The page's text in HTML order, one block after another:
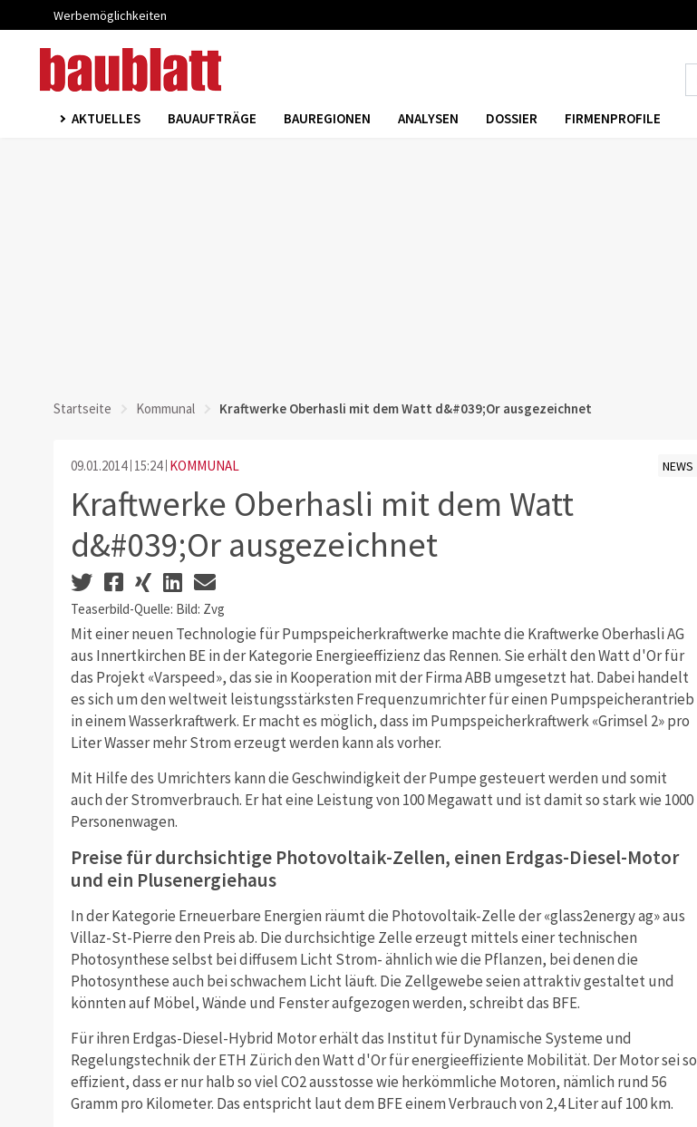
Werbemöglichkeiten
AKTUELLES BAUAUFTRÄGE BAUREGIONEN ANALYSEN DOSSIER FIRMENPROFILE
Startseite Kommunal Kraftwerke Oberhasli mit dem Watt d&#039;Or ausgezeichnet
09.01.2014 15:24 KOMMUNAL NEWS
Kraftwerke Oberhasli mit dem Watt
d&#039;Or ausgezeichnet
Teaserbild-Quelle: Bild: Zvg
Mit einer neuen Technologie für Pumpspeicherkraftwerke machte die Kraftwerke Oberhasli AG
aus Innertkirchen BE in der Kategorie Energieeffizienz das Rennen. Sie erhält den Watt d'Or für
das Projekt «Varspeed», das sie in Kooperation mit der Firma ABB umgesetzt hat. Dabei handelt
es sich um den weltweit leistungsstärksten Frequenzumrichter für einen Pumpspeicherantrieb
in einem Wasserkraftwerk. Er macht es möglich, dass im Pumpspeicherkraftwerk «Grimsel 2» pro
Liter Wasser mehr Strom erzeugt werden kann als vorher.
Mit Hilfe des Umrichters kann die Geschwindigkeit der Pumpe gesteuert werden und somit
auch der Stromverbrauch. Er hat eine Leistung von 100 Megawatt und ist damit so stark wie 1000
Personenwagen.
Preise für durchsichtige Photovoltaik-Zellen, einen Erdgas-Diesel-Motor
und ein Plusenergiehaus
In der Kategorie Erneuerbare Energien räumt die Photovoltaik-Zelle der «glass2energy ag» aus
Villaz-St-Pierre den Preis ab. Die durchsichtige Zelle erzeugt mittels einer technischen
Photosynthese selbst bei diffusem Licht Strom- ähnlich wie die Pflanzen, bei denen die
Photosynthese auch bei schwachem Licht läuft. Die Zellgewebe seien attraktiv gestaltet und
könnten auf Möbel, Wände und Fenster aufgezogen werden, schreibt das BFE.
Für ihren Erdgas-Diesel-Hybrid Motor erhält das Institut für Dynamische Systeme und
Regelungstechnik der ETH Zürich den Watt d'Or für energieeffiziente Mobilität. Der Motor sei so
effizient, dass er nur halb so viel CO2 ausstosse wie herkömmliche Motoren, nämlich rund 56
Gramm pro Kilometer. Das entspricht laut dem BFE einem Verbrauch von 2,4 Liter auf 100 km.